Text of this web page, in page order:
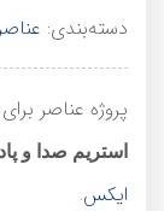
دسته‌بندی:
پروژه عناصر
استریم صدا و
ایکس.